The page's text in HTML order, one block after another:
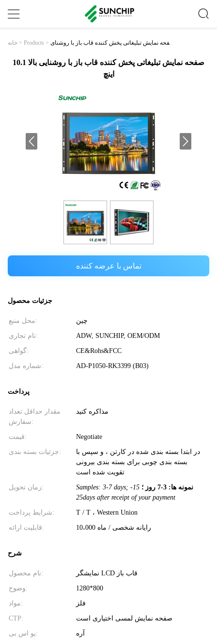
خانه > Products > صفحه نمایش تبلیغاتی پخش کننده قاب باز با روشنای
ی بالا 10.1 اینچ
صفحه نمایش تبلیغاتی پخش کننده قاب باز با روشنایی بالا 10.1
اینچ
تماس با عرضه کننده
جزئیات محصول
محل منبع: چین
نام تجاری: ADW, SUNCHIP, OEM/ODM
گواهی: CE&Rohs&FCC
شماره مدل: AD-P1050-RK3399 (B03)
پرداخت
مقدار حداقل تعداد
سفارش:
مذاکره کنید
قیمت: Negotiate
جزئیات بسته بندی:
در ابتدا بسته بندی شده در کارتن ، و سپس با
بسته بندی چوبی برای بسته بندی بیرونی
تقویت شده است
زمان تحویل: Samples: 3-7 days; نمونه ها: 3-7 روز ؛
15-
25days after receipt of your payment
شرایط پرداخت: T / T ، Western Union
قابلیت ارائه: 10،000 رایانه شخصی / ماه
شرح
نام محصول: نمایشگر LCD قاب باز
وضوح: 1280*800
مواد: فلز
CTP: صفحه نمایش لمسی اختیاری است
یو اس بی: آره